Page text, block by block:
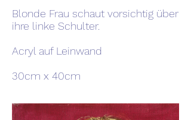
Blonde Frau schaut vorsichtig über
ihre linke Schulter.
Acryl auf Leinwand
30cm x 40cm